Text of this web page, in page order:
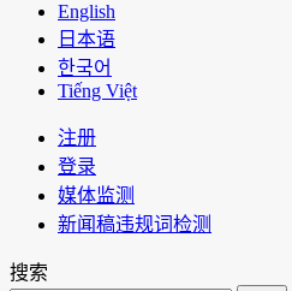
English
日本语
한국어
Tiếng Việt
注册
登录
媒体监测
新闻稿违规词检测
搜索